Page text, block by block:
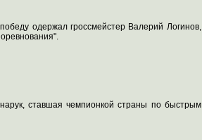
одержал гроссмейстер Валерий Логинов,
ставшая чемпионкой страны по быстрым